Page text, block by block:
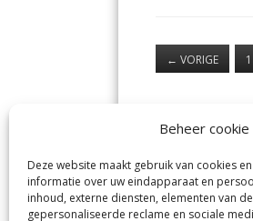
Beheer
Deze website maakt gebruik van cookies
informatie over uw eindapparaat en
inhoud, externe diensten, elementen van
gepersonaliseerde reclame en sociale
← VORIGE 1
De Nieuwe
Visserstraat 10
1431 GJ Aalsmeer
0297-341900